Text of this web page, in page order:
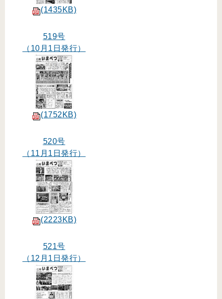
(1435KB)
519号
（10月1日発行）
(1752KB)
520号
（11月1日発行）
(2223KB)
521号
（12月1日発行）